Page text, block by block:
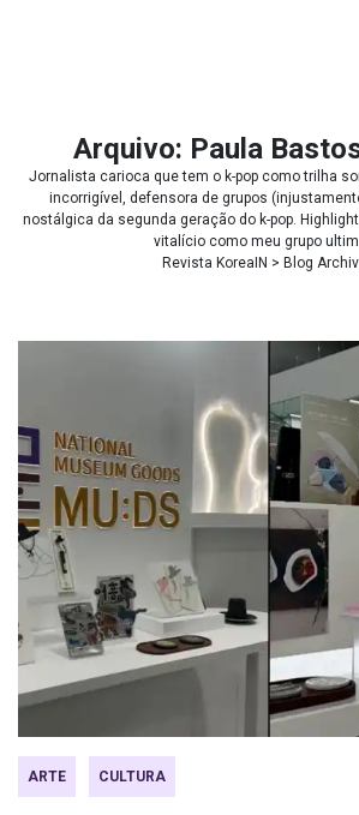
Arquivo: Paula
Jornalista carioca que tem o k-pop como trilha
incorrigível, defensora de grupos
nostálgica da segunda geração do k-pop.
vitalício como meu grupo
Revista KoreaIN > Blog
ARTE CULTURA